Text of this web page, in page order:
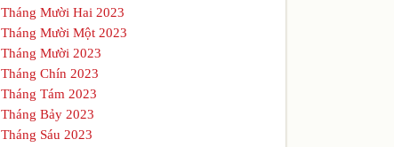
Tháng Mười Hai 2023
Tháng Mười Một 2023
Tháng Mười 2023
Tháng Chín 2023
Tháng Tám 2023
Tháng Bảy 2023
Tháng Sáu 2023